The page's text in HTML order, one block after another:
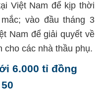
Việt Nam để kịp thời
vào đầu tháng 3
Nam để giải quyết về
cho các nhà thầu phụ.
6.000 tỉ đồng